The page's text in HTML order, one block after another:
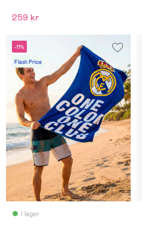
259 kr
-11%
Flash Price
I lager